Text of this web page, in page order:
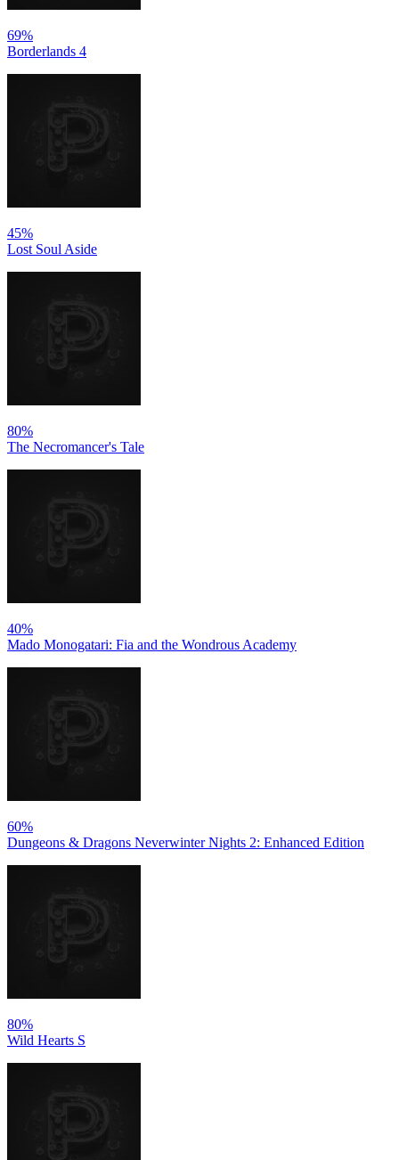
69%
Borderlands 4
45%
Lost Soul Aside
80%
The Necromancer's Tale
40%
Mado Monogatari: Fia and the Wondrous Academy
60%
Dungeons & Dragons Neverwinter Nights 2: Enhanced Edition
80%
Wild Hearts S